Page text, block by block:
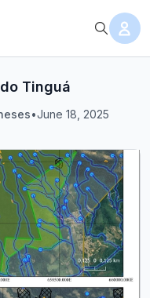
Tinguá
•June 18, 2025